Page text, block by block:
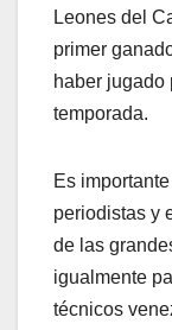
Leones del
primer
haber jugado
temporada.
Es
periodistas y
de las
igualmente
técnicos